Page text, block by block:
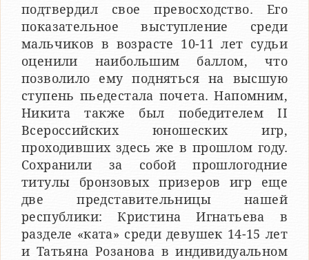
подтвердил свое превосходство. Его
показательное выступление среди
мальчиков в возрасте 10-11 лет судьи
оценили наибольшим баллом, что
позволило ему подняться на высшую
ступень пьедестала почета. Напомним,
Никита также был победителем II
Всероссийских юношеских игр,
проходивших здесь же в прошлом году.
Сохранили за собой прошлогодние
титулы бронзовых призеров игр еще
две представительницы нашей
республики: Кристина Игнатьева в
разделе «ката» среди девушек 14-15 лет
и Татьяна Розанова в индивидуальном